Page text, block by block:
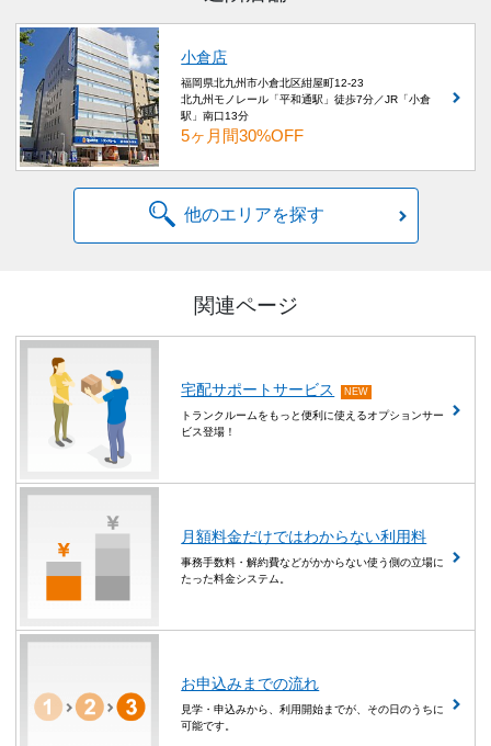
小倉店
福岡県北九州市小倉北区紺屋町12-23
北九州モノレール「平和通駅」徒歩7分／JR「小倉
駅」南口13分
5ヶ月間30%OFF
他のエリアを探す
関連ページ
宅配サポートサービス NEW
トランクルームをもっと便利に使えるオプションサー
ビス登場！
月額料金だけではわからない利用料
事務手数料・解約費などがかからない使う側の立場に
たった料金システム。
お申込みまでの流れ
見学・申込みから、利用開始までが、その日のうちに
可能です。